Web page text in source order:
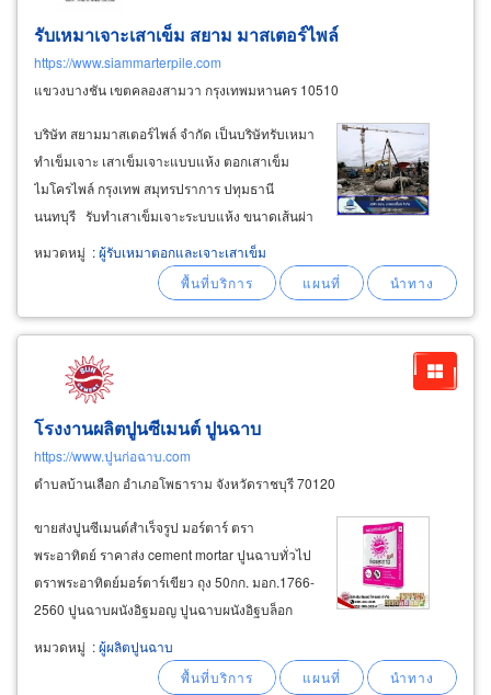
รับเหมาเจาะเสาเข็ม สยาม มาสเตอร์ไพล์
https://www.siammarterpile.com
แขวงบางชัน เขตคลองสามวา กรุงเทพมหานคร 10510
บริษัท สยามมาสเตอร์ไพล์ จำกัด เป็นบริษัทรับเหมา
ทำเข็มเจาะ เสาเข็มเจาะแบบแห้ง ตอกเสาเข็ม
ไมโครไพล์ กรุงเทพ สมุทรปราการ ปทุมธานี
นนทบุรี รับทำเสาเข็มเจาะระบบแห้ง ขนาดเส้นผ่า
ศูนย์กลางเสาเข็มเจาะ Ø 35 ซม., Ø 40 ซม., Ø 50
ซม., Ø 60 ซม. สำหรับงานฐานรากอาคารแทนเสา
เข็มตอก เพื่อลดอันตรายและป้องกันปัญหาอันเกิด
จากแรงสั่นสะเทือน
หมวดหมู่ :ผู้รับเหมาตอกและเจาะเสาเข็ม
โรงงานผลิตปูนซีเมนต์ ปูนฉาบ
https://www.ปูนก่อฉาบ.com
ตำบลบ้านเลือก อำเภอโพธาราม จังหวัดราชบุรี 70120
ขายส่งปูนซีเมนต์สำเร็จรูป มอร์ตาร์ ตรา
พระอาทิตย์ ราคาส่ง cement mortar ปูนฉาบทั่วไป
ตราพระอาทิตย์มอร์ตาร์เขียว ถุง 50กก. มอก.1766-
2560 ปูนฉาบผนังอิฐมอญ ปูนฉาบผนังอิฐบล็อก
ทำงานง่าย ลดการแตกร้าวหลังการฉาบ ปูนก่อผนัง
อิฐมอญ ตราพระอาทิตย์มอร์ตาร์
หมวดหมู่ :ผู้ผลิตปูนฉาบ